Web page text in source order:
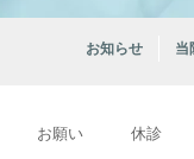
お知らせ 当
お願い 休診